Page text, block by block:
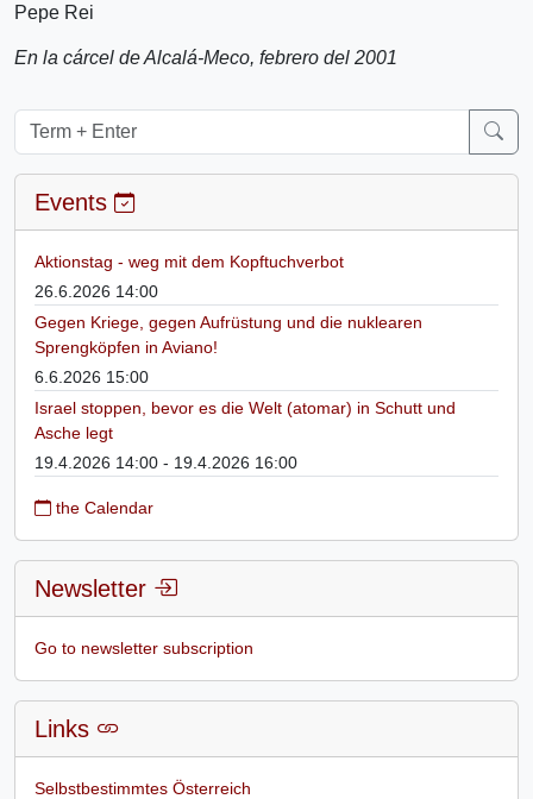
Pepe Rei
En la cárcel de Alcalá-Meco, febrero del 2001
Events
Aktionstag - weg mit dem Kopftuchverbot
26.6.2026 14:00
Gegen Kriege, gegen Aufrüstung und die nuklearen
Sprengköpfen in Aviano!
6.6.2026 15:00
Israel stoppen, bevor es die Welt (atomar) in Schutt und
Asche legt
19.4.2026 14:00 - 19.4.2026 16:00
the Calendar
Newsletter
Go to newsletter subscription
Links
Selbstbestimmtes Österreich